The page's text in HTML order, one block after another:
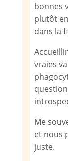
bonnes
plutôt
dans la
vraies
Me
et nous
juste.